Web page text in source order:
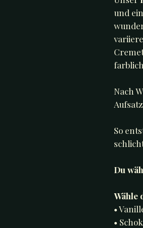
und
Nach
So
Du
Wähle
•
•